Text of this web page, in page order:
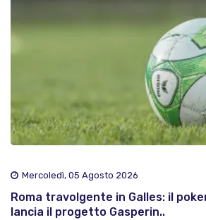
Mercoledì, 05 Agosto 2026
Roma travolgente in Galles: il
lancia il progetto Gasperin..